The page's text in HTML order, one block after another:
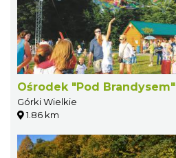
Ośrodek "Pod Brandysem"
Górki Wielkie
1.86 km